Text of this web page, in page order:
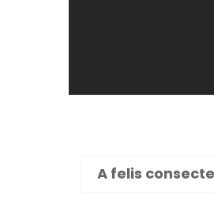
A felis